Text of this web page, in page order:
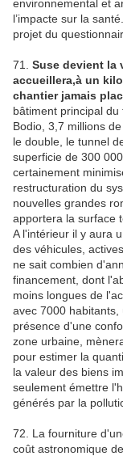
environnemental et
l’impacte sur la
projet du
71. Suse devient la
accueillera,à un
chantier jamais
bâtiment principal
Bodio, 3,7 millions
le double, le tunnel
superficie de 300
certainement
restructuration du
nouvelles grandes
apportera la surface
A l'intérieur il y aura
des véhicules,
ne sait combien
financement, dont
moins longues de
avec 7000
présence d'une
zone urbaine,
pour estimer la
la valeur des biens
seulement émettre
générés par la
72. La fourniture
coût astronomique